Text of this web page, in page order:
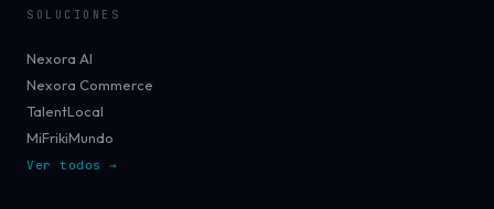
SOLUCIONES
Nexora AI
Nexora Commerce
TalentLocal
MiFrikiMundo
Ver todos →